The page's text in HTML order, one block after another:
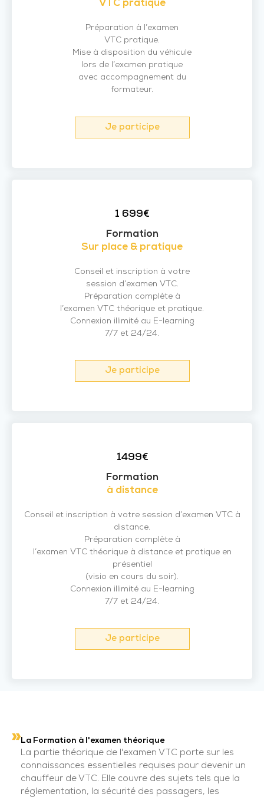
VTC pratique
Préparation à l’examen
VTC pratique.
Mise à disposition du véhicule
lors de l’examen pratique
avec accompagnement du
formateur.
Je participe
1 699€
Formation
Sur place & pratique
Conseil et inscription à votre
session d’examen VTC.
Préparation complète à
l’examen VTC théorique et pratique.
Connexion illimité au E-learning
7/7 et 24/24.
Je participe
1499€
Formation
à distance
Conseil et inscription à votre session d’examen VTC à
distance.
Préparation complète à
l’examen VTC théorique à distance et pratique en
présentiel
(visio en cours du soir).
Connexion illimité au E-learning
7/7 et 24/24.
Je participe
La Formation à l'examen théorique
La partie théorique de l'examen VTC porte sur les
connaissances essentielles requises pour devenir un
chauffeur de VTC. Elle couvre des sujets tels que la
réglementation, la sécurité des passagers, les